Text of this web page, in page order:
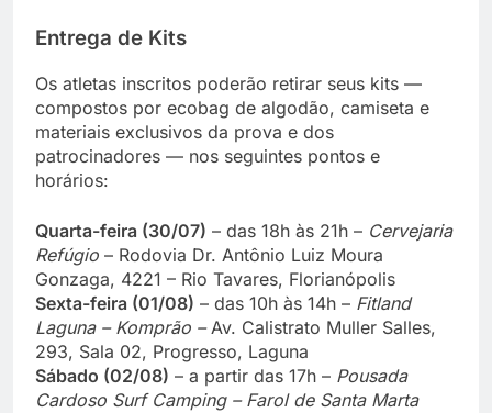
Entrega de Kits
Os atletas inscritos poderão retirar seus kits —
compostos por ecobag de algodão, camiseta e
materiais exclusivos da prova e dos
patrocinadores — nos seguintes pontos e
horários:
Quarta-feira (30/07) – das 18h às 21h – Cervejaria
Refúgio – Rodovia Dr. Antônio Luiz Moura
Gonzaga, 4221 – Rio Tavares, Florianópolis
Sexta-feira (01/08) – das 10h às 14h – Fitland
Laguna – Komprão –Av. Calistrato Muller Salles,
293, Sala 02, Progresso, Laguna
Sábado (02/08) – a partir das 17h – Pousada
Cardoso Surf Camping – Farol de Santa Marta